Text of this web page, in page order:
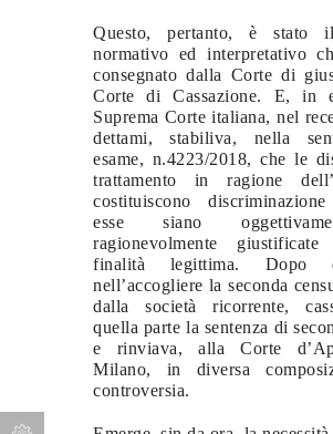
Questo, pertanto, è stato
normativo ed interpretativo
consegnato dalla Corte di
Corte di Cassazione. E, in
Suprema Corte italiana, nel
dettami, stabiliva, nella
esame, n.4223/2018, che le
trattamento in ragione
costituiscono
esse siano
ragionevolmente
finalità legittima. Dopo
nell’accogliere la seconda
dalla società ricorrente,
quella parte la sentenza di
e rinviava, alla Corte
Milano, in diversa
controversia.